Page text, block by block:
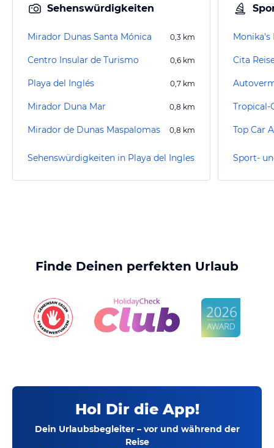
Sehenswürdigkeiten
Mirador Dunas Santa Mónica 0,3 km
Centro Insular de Turismo 0,6 km
Playa del Inglés 0,7 km
Mirador Duna Mar 0,8 km
Mirador de Dunas Maspalomas 0,8 km
Sehenswürdigkeiten in Playa del Ingles
Monika's
Cita
Tropical-
Top Car
Finde Deinen perfekten Urlaub
Hol Dir die App!
Dein Urlaubsbegleiter – vor und während der
Reise